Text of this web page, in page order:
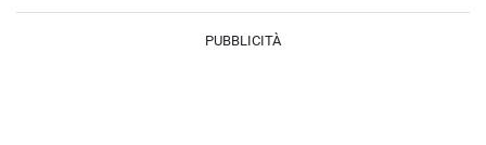
PUBBLICITÀ